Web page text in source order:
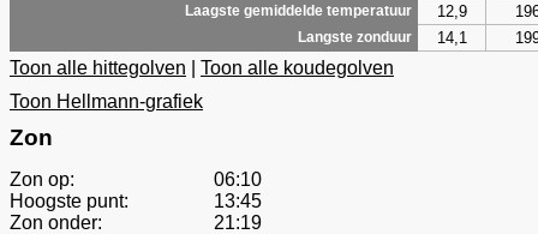
Laagste gemiddelde temperatuur 12,9
Langste zonduur 14,1
Toon alle hittegolven
Toon alle koudegolven
Toon Hellmann-grafiek
Zon
Zon op:
06:10
Hoogste punt:
13:45
Zon onder:
21:19